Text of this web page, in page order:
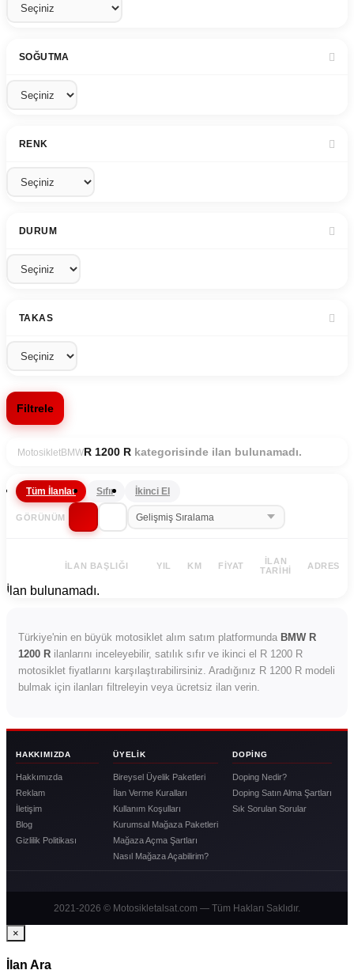
SOĞUTMA
RENK
DURUM
TAKAS
Filtrele
MotosikletBMW R 1200 R kategorisinde ilan bulunamadı.
Tüm İlanlar Sıfır İkinci El
GÖRÜNÜM
İLAN BAŞLIĞI YIL KM FIYAT
İLAN
TARIHI
ADRES
İlan bulunamadı.
Türkiye'nin en büyük motosiklet alım satım platformunda BMW R
1200 R ilanlarını inceleyebilir, satılık sıfır ve ikinci el R 1200 R
motosiklet fiyatlarını karşılaştırabilirsiniz. Aradığınız R 1200 R modeli
bulmak için ilanları filtreleyin veya ücretsiz ilan verin.
HAKKIMIZDA
Hakkımızda
Reklam
İletişim
Blog
Gizlilik Politikası
ÜYELIK
Bireysel Üyelik Paketleri
İlan Verme Kuralları
Kullanım Koşulları
Kurumsal Mağaza Paketleri
Mağaza Açma Şartları
Nasıl Mağaza Açabilirim?
DOPING
Doping Nedir?
Doping Satın Alma Şartları
Sık Sorulan Sorular
2021-2026 © Motosikletalsat.com — Tüm Hakları Saklıdır.
×
İlan Ara